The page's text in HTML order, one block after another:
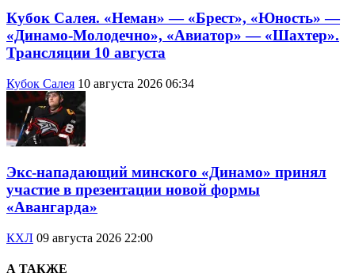
Кубок Салея. «Неман» — «Брест», «Юность» —
«Динамо-Молодечно», «Авиатор» — «Шахтер».
Трансляции 10 августа
Кубок Салея 10 августа 2026 06:34
Экс-нападающий минского «Динамо» принял
участие в презентации новой формы
«Авангарда»
КХЛ 09 августа 2026 22:00
А ТАКЖЕ